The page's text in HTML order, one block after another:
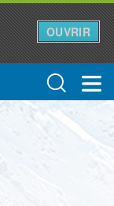
OUVRIR